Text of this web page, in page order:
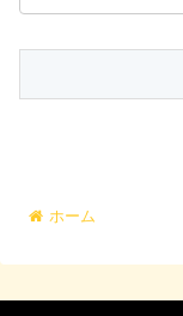
ホーム